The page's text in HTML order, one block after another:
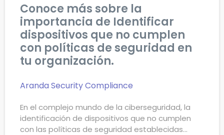
Conoce más sobre la
importancia de Identificar
dispositivos que no cumplen
con políticas de seguridad en
tu organización.
Aranda Security Compliance
En el complejo mundo de la ciberseguridad, la
identificación de dispositivos que no cumplen
con las políticas de seguridad establecidas